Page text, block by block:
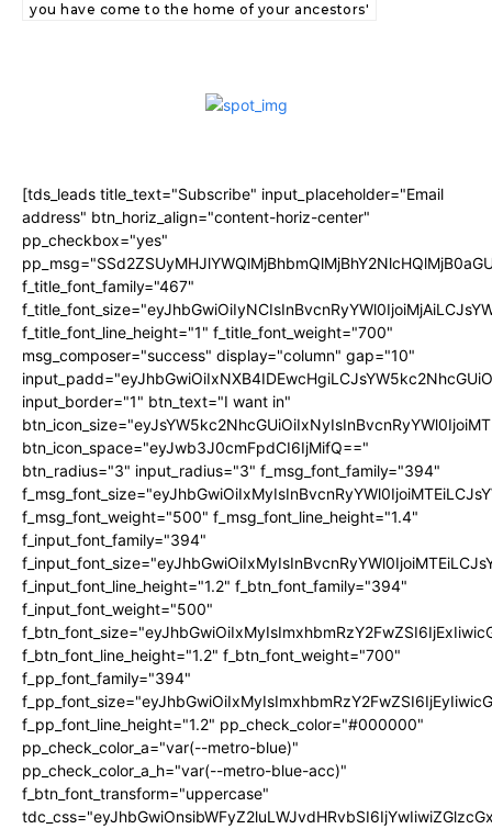
you have come to the home of your ancestors'
[tds_leads title_text="Subscribe" input_placeholder="Email
address" btn_horiz_align="content-horiz-center"
pp_checkbox="yes"
f_title_font_family="467"
f_title_font_line_height="1" f_title_font_weight="700"
msg_composer="success" display="column" gap="10"
input_border="1" btn_text="I want in"
btn_icon_space="eyJwb3J0cmFpdCI6IjMifQ=="
btn_radius="3" input_radius="3" f_msg_font_family="394"
f_msg_font_weight="500" f_msg_font_line_height="1.4"
f_input_font_family="394"
f_input_font_line_height="1.2" f_btn_font_family="394"
f_input_font_weight="500"
f_btn_font_line_height="1.2" f_btn_font_weight="700"
f_pp_font_family="394"
f_pp_font_line_height="1.2" pp_check_color="#000000"
pp_check_color_a="var(--metro-blue)"
pp_check_color_a_h="var(--metro-blue-acc)"
f_btn_font_transform="uppercase"